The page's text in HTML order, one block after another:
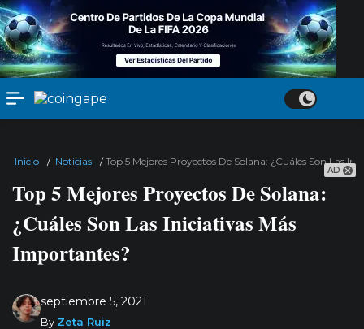
AD
Inicio / Noticias /Top 5 Mejores Proyectos De Solana: ¿Cuáles Son Las
Top 5 Mejores Proyectos De Solana:
¿Cuáles Son Las Iniciativas Más
Importantes?
septiembre 5, 2021
By Zeta Ruiz